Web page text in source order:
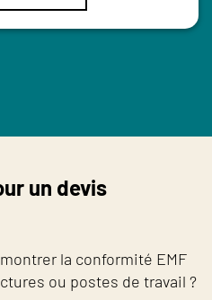
un devis
la conformité EMF
ou postes de travail ?